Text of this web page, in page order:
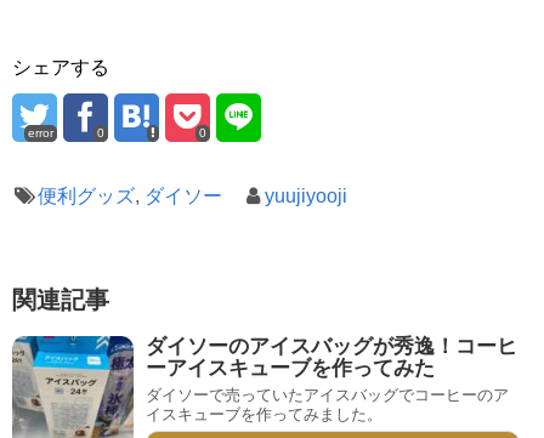
シェアする
error 0 0
便利グッズ, ダイソー yuujiyooji
関連記事
ダイソーのアイスバッグが秀逸！コーヒ
ーアイスキューブを作ってみた
ダイソーで売っていたアイスバッグでコーヒーのア
イスキューブを作ってみました。